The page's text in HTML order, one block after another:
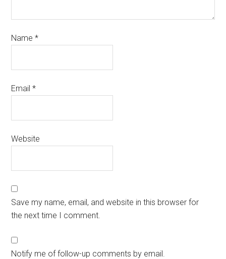
Name*
Email*
Website
Save my name, email, and website in this browser for
the next time I comment.
Notify me of follow-up comments by email.